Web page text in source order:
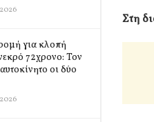
για κλοπή
72χρονο: Τον
οι δύο
Στη